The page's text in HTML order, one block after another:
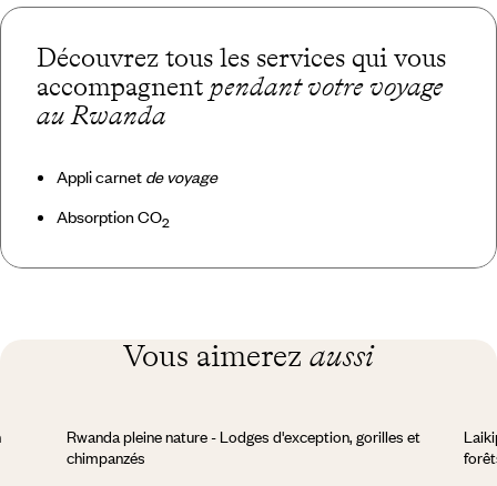
Découvrez tous les services qui vous
accompagnent pendant votre voyage
au Rwanda
Appli carnet de voyage
Absorption CO2
Vous aimerez aussi
Rwanda pleine nature - Lodges d'exception, gorilles et
chimpanzés